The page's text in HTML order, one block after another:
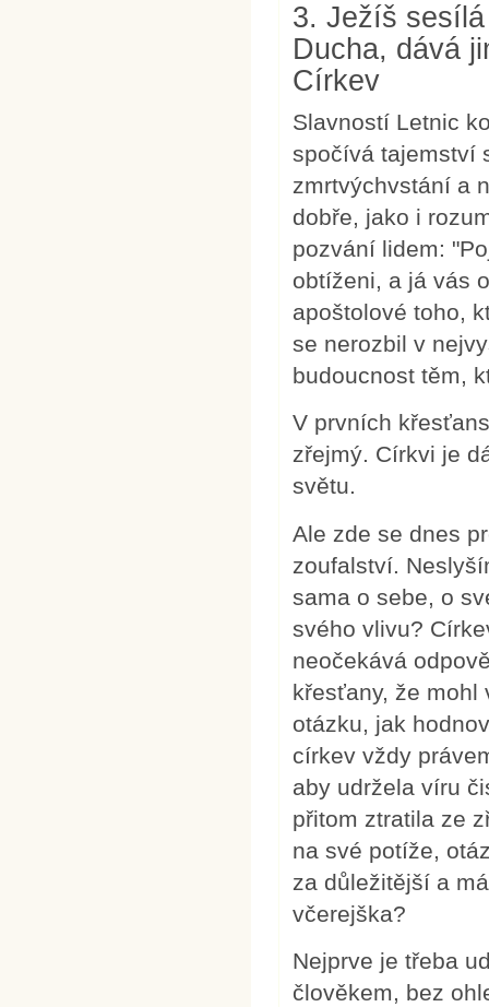
3. Ježíš
Ducha, dává
Církev
Slavností Letnic
spočívá tajemství
zmrtvýchvstání a
dobře, jako i
pozvání lidem:
obtíženi, a já vás
apoštolové toho,
se nerozbil v
budoucnost těm,
V prvních
zřejmý. Církvi je
světu.
Ale zde se dnes
zoufalství.
sama o sebe, o
svého vlivu?
neočekává
křesťany, že mohl
otázku, jak
církev vždy
aby udržela víru
přitom ztratila ze
na své potíže,
za důležitější a
včerejška?
Nejprve je třeba
člověkem, bez